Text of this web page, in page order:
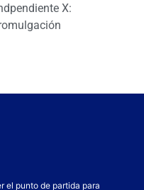
X:
el punto de partida para